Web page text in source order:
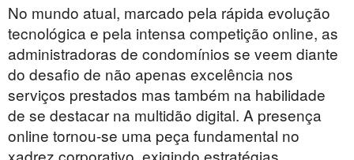
No mundo atual, marcado pela rápida evolução
tecnológica e pela intensa competição online, as
administradoras de condomínios se veem diante
do desafio de não apenas excelência nos
serviços prestados mas também na habilidade
de se destacar na multidão digital. A presença
online tornou-se uma peça fundamental no
xadrez corporativo, exigindo estratégias